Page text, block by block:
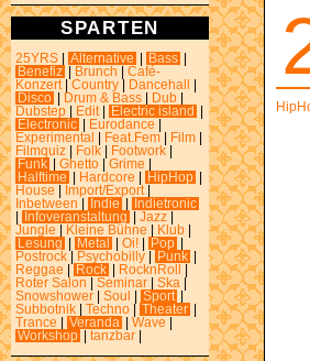
SPARTEN
25YRS Alternative Bass
Benefiz
Brunch
Café-
Konzert
Country Dancehall
Disco
Drum & Bass Dub
Dubstep
Edit Electric island
Electronic
Eurodance
Experimental
Feat.Fem Film
Filmquiz
Folk Footwork
Funk
Ghetto Grime
Halftime
Hardcore HipHop
House
Import/Export
Inbetween
Indie
Indietronic
Infoveranstaltung Jazz
Jungle
Kleine Bühne Klub
Lesung
Metal Oi! Pop
Postrock
Psychobilly Punk
Reggae
Rock RocknRoll
Roter Salon
Seminar Ska
Snowshower
Soul Sport
Subbotnik
Techno Theater
Trance
Veranda Wave
Workshop
tanzbar